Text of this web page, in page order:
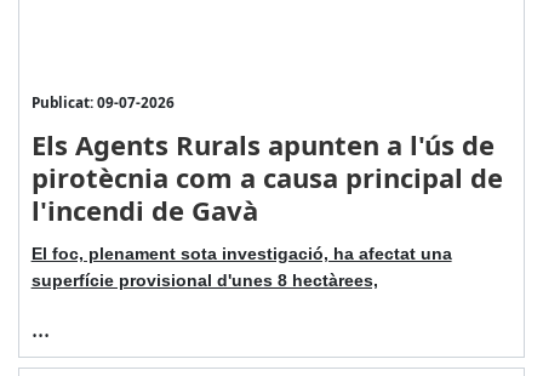
Publicat: 09-07-2026
Els Agents Rurals apunten a l'ús de
pirotècnia com a causa principal de
l'incendi de Gavà
El foc, plenament sota investigació, ha afectat una
superfície provisional d'unes 8 hectàrees,
...